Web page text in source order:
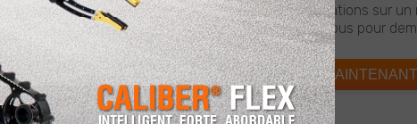
Vous avez besoin de plus amples informations sur un
un autre produit ICOR? Cliquez ci-dessous pour
CONNECTEZ-VOUS MAINTENANT